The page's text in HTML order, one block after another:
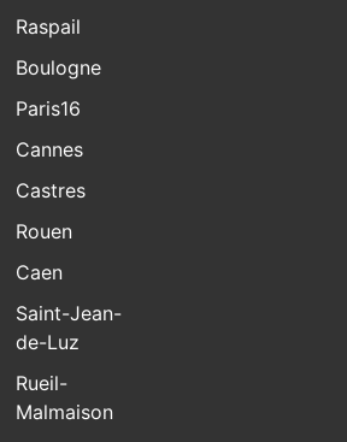
Raspail
Boulogne
Paris16
Cannes
Castres
Rouen
Caen
Saint-Jean-
de-Luz
Rueil-
Malmaison